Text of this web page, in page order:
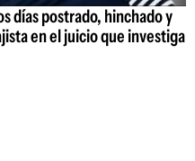
días postrado, hinchado y
en el juicio que investiga